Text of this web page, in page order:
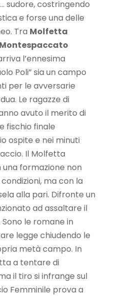
sudore, costringendo
e forse una delle
Tra Molfetta
Montespaccato
l’ennesima
Poli” sia un campo
per le avversarie
Le ragazze di
avuto il merito di
fischio finale
ospite e nei minuti
Il Molfetta
formazione non
ma con la
alla pari. Difronte un
ad assaltare il
le romane in
legge chiudendo le
metà campo. In
a tentare di
il tiro si infrange sul
Femminile prova a